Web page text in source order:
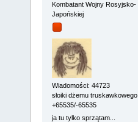
Kombatant Wojny Rosyjsko-
Japońskiej
Wiadomości: 44723
słoiki dżemu truskawkowego
+65535/-65535
ja tu tylko sprzątam...